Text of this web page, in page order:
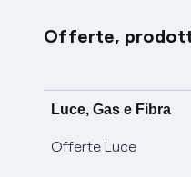
Offerte,
Luce, Gas e Fibra
Offerte Luce